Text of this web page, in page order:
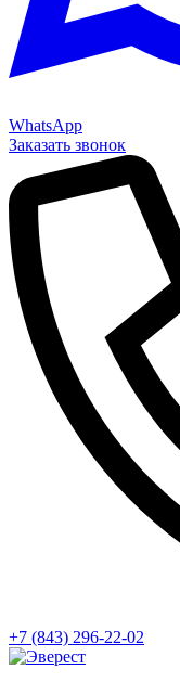
WhatsApp
Заказать звонок
+7 (843) 296-22-02